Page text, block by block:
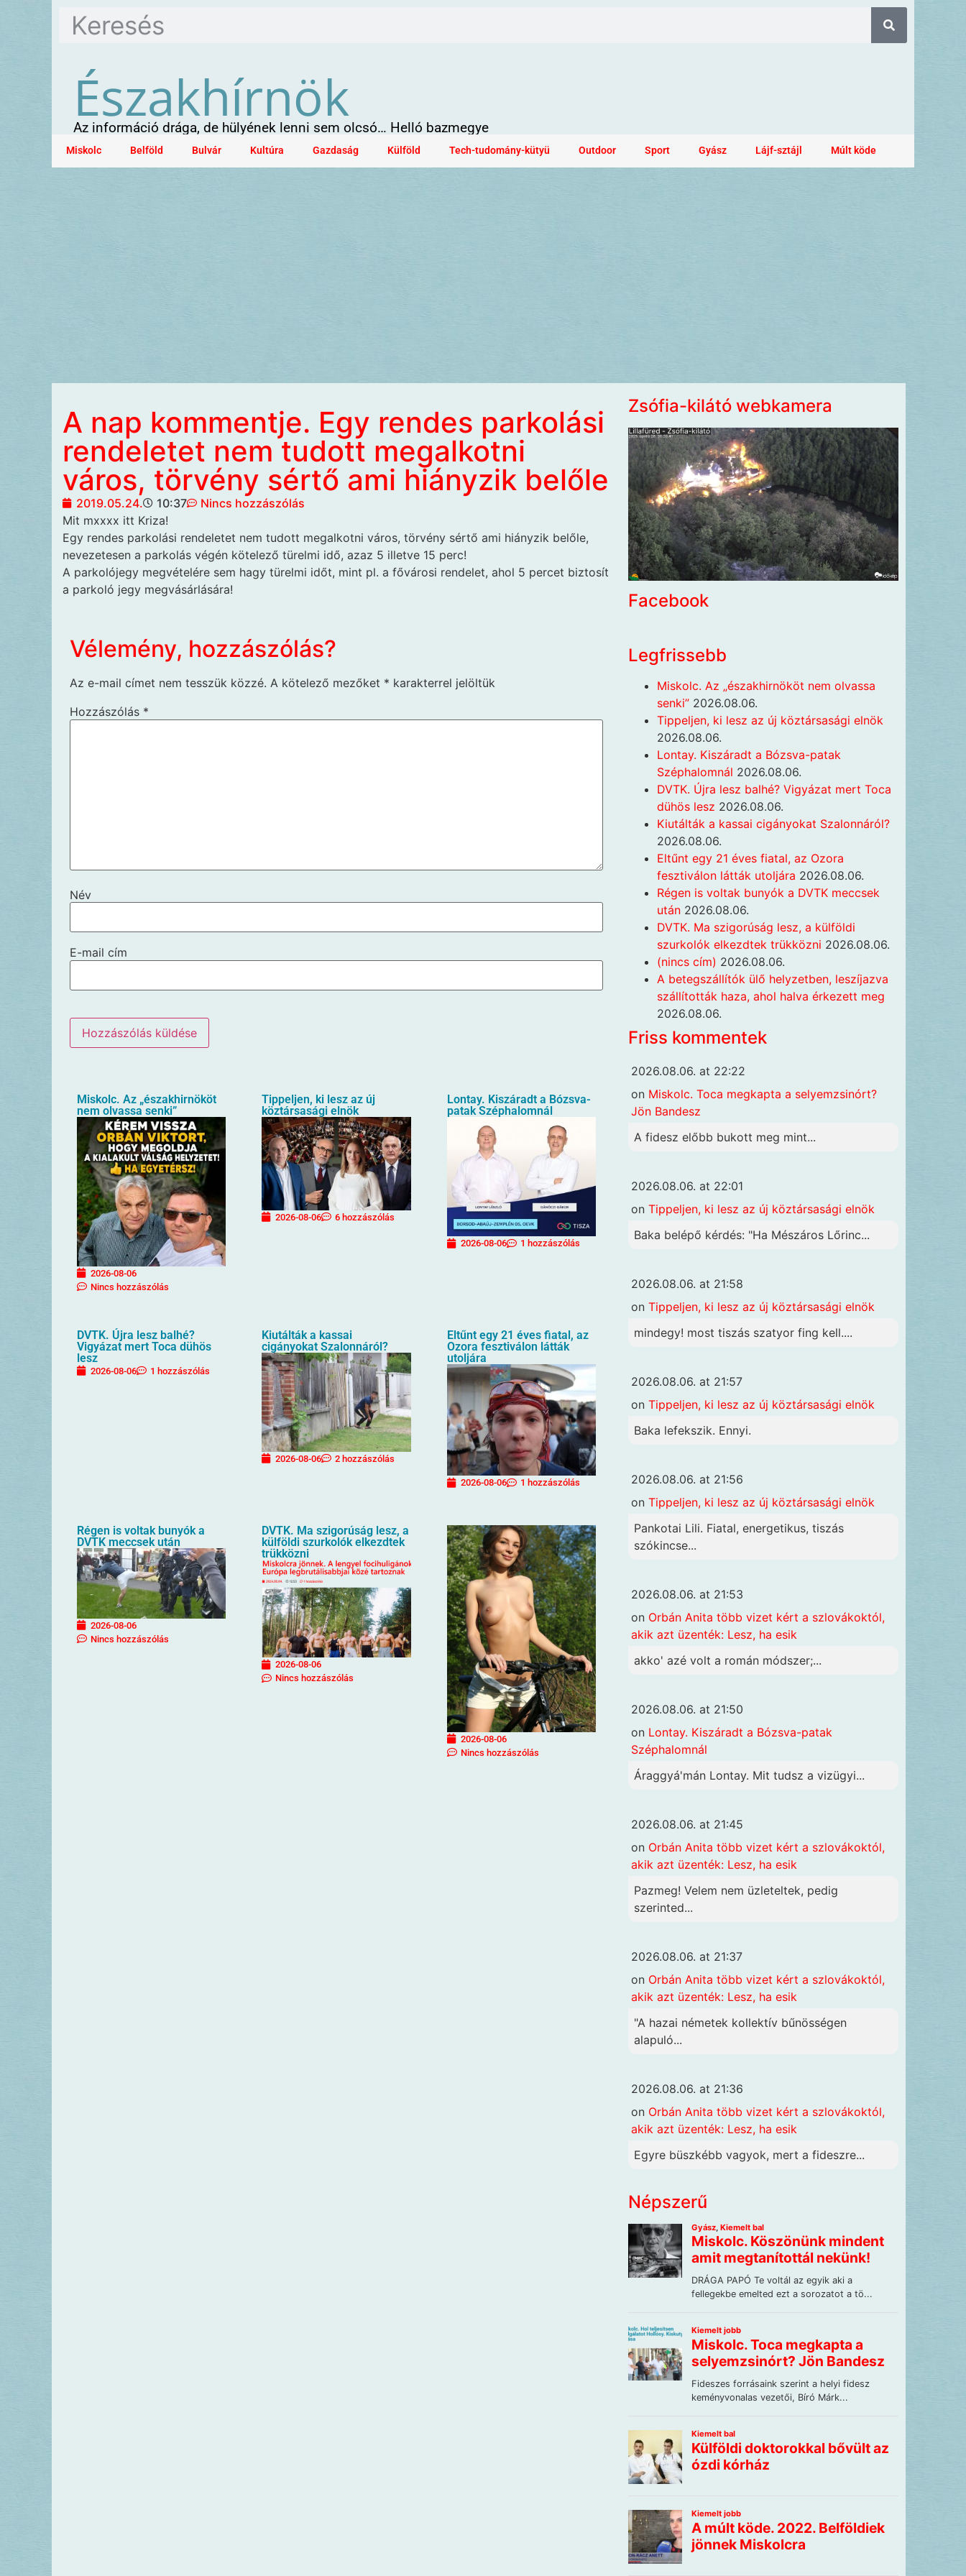
Északhírnök
Az információ drága, de hülyének lenni sem olcsó… Helló bazmegye
Miskolc Belföld Bulvár Kultúra Gazdaság Külföld Tech-tudomány-kütyü Outdoor Sport Gyász Lájf-sztájl Múlt köde
A nap kommentje. Egy rendes parkolási
rendeletet nem tudott megalkotni
város, törvény sértő ami hiányzik belőle
2019.05.24. 10:37
Nincs hozzászólás
Mit mxxxx itt Kriza!
Egy rendes parkolási rendeletet nem tudott megalkotni város, törvény sértő ami hiányzik belőle,
nevezetesen a parkolás végén kötelező türelmi idő, azaz 5 illetve 15 perc!
A parkolójegy megvételére sem hagy türelmi időt, mint pl. a fővárosi rendelet, ahol 5 percet biztosít
a parkoló jegy megvásárlására!
Vélemény, hozzászólás?
Az e-mail címet nem tesszük közzé. A kötelező mezőket * karakterrel jelöltük
Hozzászólás *
Név
E-mail cím
Miskolc. Az „északhirnököt
nem olvassa senki”
2026-08-06
Nincs hozzászólás
Tippeljen, ki lesz az új
köztársasági elnök
2026-08-06 6 hozzászólás
Lontay. Kiszáradt a Bózsva-
patak Széphalomnál
2026-08-06 1 hozzászólás
DVTK. Újra lesz balhé?
Vigyázat mert Toca dühös
lesz
2026-08-06 1 hozzászólás
Kiutálták a kassai
cigányokat Szalonnáról?
2026-08-06 2 hozzászólás
Eltűnt egy 21 éves fiatal, az
Ozora fesztiválon látták
utoljára
2026-08-06 1 hozzászólás
Régen is voltak bunyók a
DVTK meccsek után
2026-08-06
Nincs hozzászólás
DVTK. Ma szigorúság lesz, a
külföldi szurkolók elkezdtek
trükközni
2026-08-06
Nincs hozzászólás
2026-08-06
Nincs hozzászólás
Zsófia-kilátó webkamera
Facebook
Legfrissebb
Miskolc. Az „északhirnököt nem olvassa
senki” 2026.08.06.
Tippeljen, ki lesz az új köztársasági elnök
2026.08.06.
Lontay. Kiszáradt a Bózsva-patak
Széphalomnál 2026.08.06.
DVTK. Újra lesz balhé? Vigyázat mert Toca
dühös lesz 2026.08.06.
Kiutálták a kassai cigányokat Szalonnáról?
2026.08.06.
Eltűnt egy 21 éves fiatal, az Ozora
fesztiválon látták utoljára 2026.08.06.
Régen is voltak bunyók a DVTK meccsek
után 2026.08.06.
DVTK. Ma szigorúság lesz, a külföldi
szurkolók elkezdtek trükközni 2026.08.06.
(nincs cím) 2026.08.06.
A betegszállítók ülő helyzetben, leszíjazva
szállították haza, ahol halva érkezett meg
2026.08.06.
Friss kommentek
2026.08.06. at 22:22
on Miskolc. Toca megkapta a selyemzsinórt?
Jön Bandesz
A fidesz előbb bukott meg mint...
2026.08.06. at 22:01
on Tippeljen, ki lesz az új köztársasági elnök
Baka belépő kérdés: "Ha Mészáros Lőrinc...
2026.08.06. at 21:58
on Tippeljen, ki lesz az új köztársasági elnök
mindegy! most tiszás szatyor fing kell....
2026.08.06. at 21:57
on Tippeljen, ki lesz az új köztársasági elnök
Baka lefekszik. Ennyi.
2026.08.06. at 21:56
on Tippeljen, ki lesz az új köztársasági elnök
Pankotai Lili. Fiatal, energetikus, tiszás
szókincse...
2026.08.06. at 21:53
on Orbán Anita több vizet kért a szlovákoktól,
akik azt üzenték: Lesz, ha esik
akko' azé volt a román módszer;...
2026.08.06. at 21:50
on Lontay. Kiszáradt a Bózsva-patak
Széphalomnál
Áraggyá'mán Lontay. Mit tudsz a vizügyi...
2026.08.06. at 21:45
on Orbán Anita több vizet kért a szlovákoktól,
akik azt üzenték: Lesz, ha esik
Pazmeg! Velem nem üzleteltek, pedig
szerinted...
2026.08.06. at 21:37
on Orbán Anita több vizet kért a szlovákoktól,
akik azt üzenték: Lesz, ha esik
"A hazai németek kollektív bűnösségen
alapuló...
2026.08.06. at 21:36
on Orbán Anita több vizet kért a szlovákoktól,
akik azt üzenték: Lesz, ha esik
Egyre büszkébb vagyok, mert a fideszre...
Népszerű